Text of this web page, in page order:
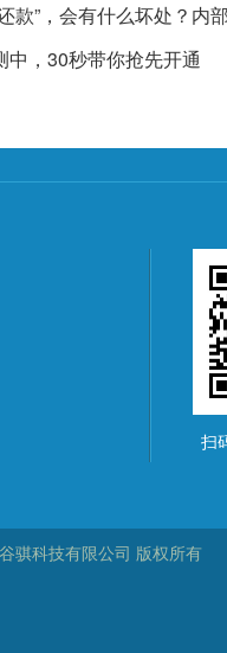
款”，会有什么坏处？内
中，30秒带你抢先开通
扫
谷骐科技有限公司 版权所有